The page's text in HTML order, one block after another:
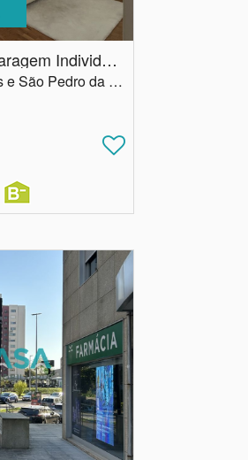
Apartamento T4 com Garagem Individual | Gondomar
Porto, Gondomar, Fânzeres e São Pedro da Cova